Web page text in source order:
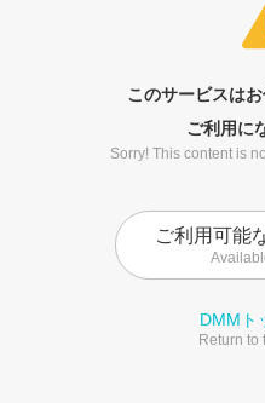
このサービスは
ご利用に
Sorry! This content is
ご利用可能
DMMト
Return to